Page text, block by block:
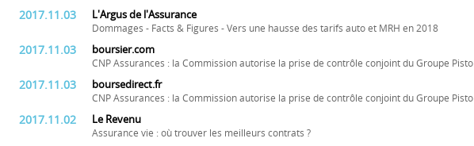
2017.11.03 L'Argus de l'Assurance
Dommages - Facts & Figures - Vers une hausse des tarifs auto et MRH en 2018
2017.11.03 boursier.com
CNP Assurances : la Commission autorise la prise de contrôle conjoint du Groupe Pisto
2017.11.03 boursedirect.fr
CNP Assurances : la Commission autorise la prise de contrôle conjoint du Groupe Pisto
2017.11.02 Le Revenu
Assurance vie : où trouver les meilleurs contrats ?